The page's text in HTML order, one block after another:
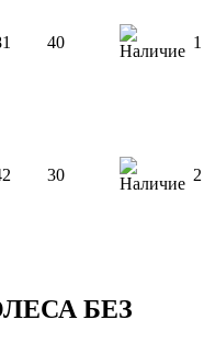
40
30
БЕЗ